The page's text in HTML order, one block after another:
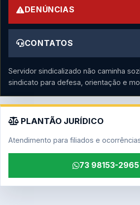
DENÚNCIAS
CONTATOS
Servidor sindicalizado não caminha
sindicato para defesa, orientação e
PLANTÃO JURÍDICO
Atendimento para filiados e
73 98153-2965